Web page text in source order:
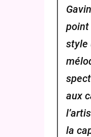
point
style
aux
la